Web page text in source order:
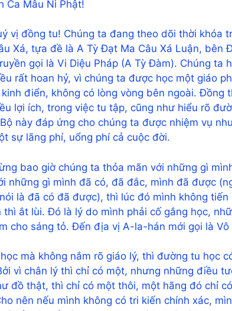
Ca Mâu Ni Phật!
vị đồng tu! Chúng ta đang theo dõi thời khóa
Xá, tựa đề là A Tỳ Đạt Ma Câu Xá Luận, bên
gọi là Vi Diệu Pháp (A Tỳ Đàm). Chúng ta
rất hoan hỷ, vì chúng ta được học một giáo
điển, không có lòng vòng bên ngoài. Đồng
lợi ích, trong việc tu tập, cũng như hiểu rõ
này đáp ứng cho chúng ta được nhiệm vụ
sự lãng phí, uổng phí cả cuộc đời.
bao giờ chúng ta thỏa mãn với những gì
những gì mình đã có, đã đắc, mình đã được
là đã có đã được), thì lúc đó mình không
ắt lùi. Đó là lý do mình phải cố gắng học,
cho sáng tỏ. Đến địa vị A-la-hán mới gọi là Vô
mà không nắm rõ giáo lý, thì đường tu học
vì chân lý thì chỉ có một, nhưng những điều
đồ thật, thì chỉ có một thôi, một hãng đó chỉ
nên nếu mình không có tri kiến chính xác,